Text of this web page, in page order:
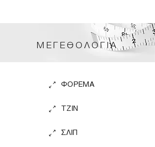
ΜΕΓΕΘΟΛΟΓΙΑ
ΦΟΡΕΜΑ
TZIN
ΣΛΙΠ